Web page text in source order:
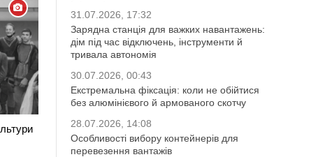
31.07.2026, 17:32
Зарядна станція для важких навантажень:
дім під час відключень, інструменти й
тривала автономія
30.07.2026, 00:43
Екстремальна фіксація: коли не обійтися
без алюмінієвого й армованого скотчу
28.07.2026, 14:08
Особливості вибору контейнерів для
перевезення вантажів